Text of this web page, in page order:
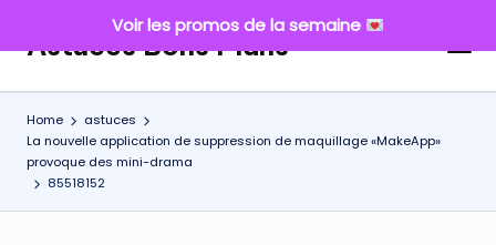
Skip
content
Astuces Bons Plans
Home
astuces
La nouvelle application de suppression de maquillage «MakeApp»
provoque des mini-drama
85518152
Voir les promos de la semaine